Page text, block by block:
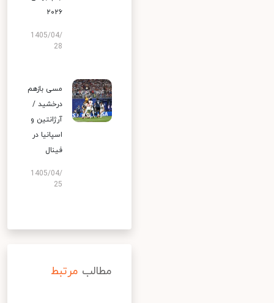
۲۰۲۶
1405/04/
28
مسی بازهم
درخشید /
آرژانتین و
اسپانیا در
فینال
1405/04/
25
مطالب مرتبط